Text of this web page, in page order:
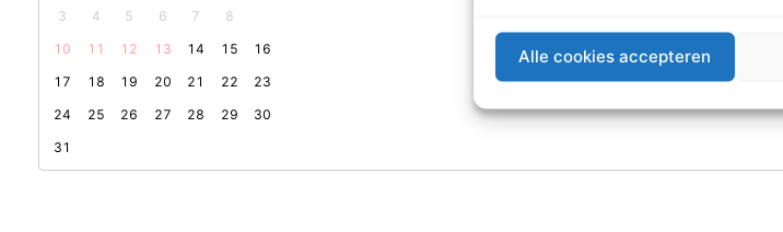
Alle cookies accepteren
3
4 5 6 7 8
10
11 12 13 14 15
16
17
18 19 20 21 22
23
24
25 26 27 28 29
30
31